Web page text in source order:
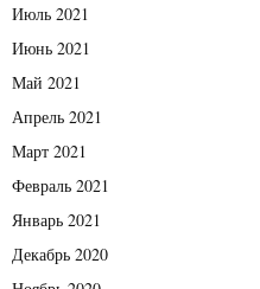
Июль 2021
Июнь 2021
Май 2021
Апрель 2021
Март 2021
Февраль 2021
Январь 2021
Декабрь 2020